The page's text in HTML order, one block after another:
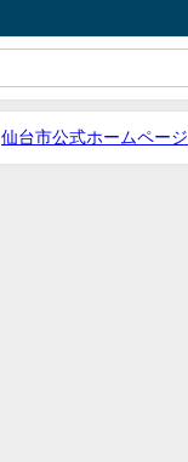
仙台市公式ホームページ